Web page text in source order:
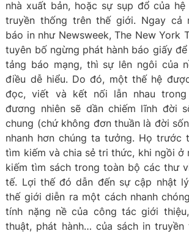
nhà xuất bản, hoặc sự sụp đổ của
truyền thống trên thế giới. Ngay cả
báo in như Newsweek, The New York
tuyên bố ngừng phát hành báo giấy
tảng báo mạng, thì sự lên ngôi của
điều dễ hiểu. Do đó, một thế hệ
đọc, viết và kết nối lẫn nhau trong
đương nhiên sẽ dần chiếm lĩnh đời
chung (chứ không đơn thuần là đời
nhanh hơn chúng ta tưởng. Họ trước
tìm kiếm và chia sẻ tri thức, khi ngồi ở
kiếm tìm sách trong toàn bộ các thư
tế. Lợi thế đó dẫn đến sự cập nhật
thế giới diễn ra một cách nhanh
tính nặng nề của công tác giới
thuật, phát hành… của sách in